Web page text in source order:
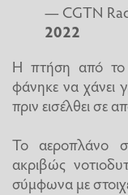
— CGTN
2022
Η πτήση από το
φάνηκε να χάνει
πριν εισέλθει σε
Το αεροπλάνο
ακριβώς
σύμφωνα με